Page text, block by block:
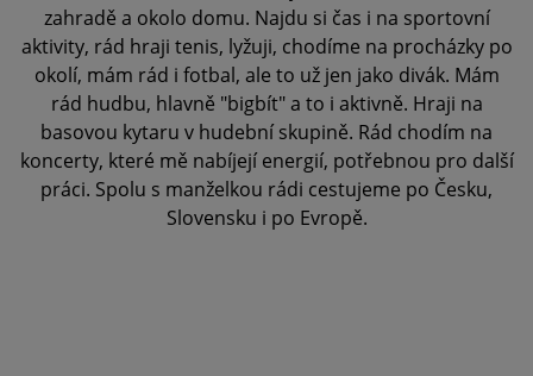
zahradě a okolo domu. Najdu si čas i na sportovní
aktivity, rád hraji tenis, lyžuji, chodíme na procházky po
okolí, mám rád i fotbal, ale to už jen jako divák. Mám
rád hudbu, hlavně "bigbít" a to i aktivně. Hraji na
basovou kytaru v hudební skupině. Rád chodím na
koncerty, které mě nabíjejí energií, potřebnou pro další
práci. Spolu s manželkou rádi cestujeme po Česku,
Slovensku i po Evropě.